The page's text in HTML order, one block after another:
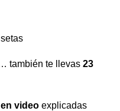
también te llevas 23
video explicadas